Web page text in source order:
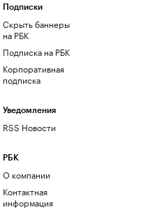
Подписки
Скрыть баннеры
на РБК
Подписка на РБК
Корпоративная
подписка
Уведомления
RSS Новости
РБК
О компании
Контактная
информация